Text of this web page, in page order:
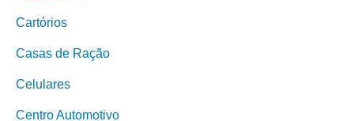
Cartórios
Casas de Ração
Celulares
Centro Automotivo